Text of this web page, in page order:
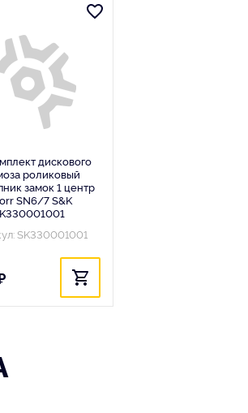
дискового
роликовый
замок 1 центр
SN6/7 S&K
SK330001001